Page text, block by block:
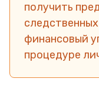
получить
финансовый
процедуре